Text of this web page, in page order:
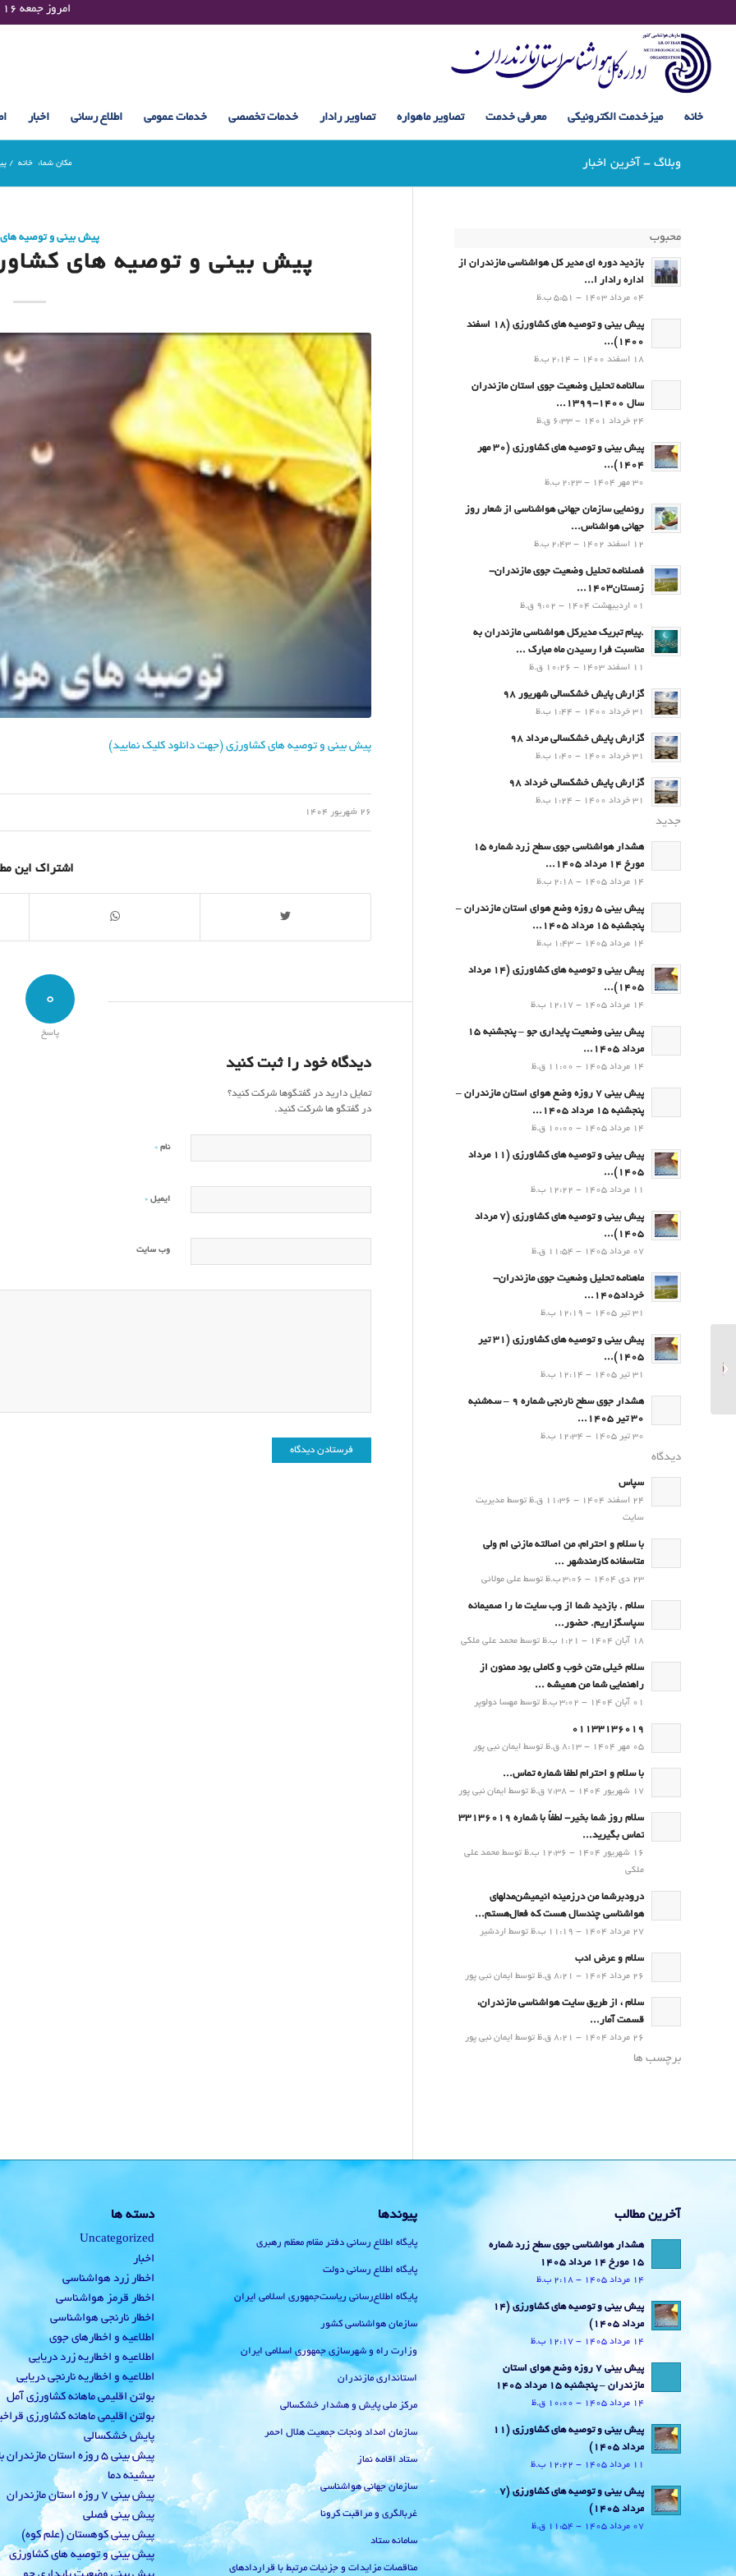
Friday 07 August 2026 , 06:31 UTC ¤¤¤¤ امروز جمعه ۱۶ مرداد ۱۴۰۵ساعت : ۰۶:۳۱
خانه میزخدمت الکترونیکی معرفی خدمت تصاویر ماهواره تصاویر رادار خدمات تخصصی خدمات عمومی اطلاع رسانی اخبار
وبلاگ - آخرین اخبار مکان شما: خانه /
پیش بینی و توصیه
پیش بینی و توصیه های کشاورزی (26
پیش بینی و توصیه های کشاورزی (جهت دانلود کلیک نمایید)
26 شهریور 1404
اشتراک این
0
پاسخ
دیدگاه خود را ثبت کنید
تمایل دارید در گفتگوها شرکت کنید؟
در گفتگو ها شرکت کنید.
نام *
ایمیل *
وب‌ سایت
محبوب
بازدید دوره ای مدیر کل هواشناسی مازندران از
اداره رادار ا...
04 مرداد 1403 - 5:51 ب.ظ
پیش بینی و توصیه های کشاورزی (18 اسفند
1400)...
18 اسفند 1400 - 2:14 ب.ظ
سالنامه تحلیل وضعیت جوی استان مازندران
سال 1400-1399...
24 خرداد 1401 - 6:33 ق.ظ
پیش بینی و توصیه های کشاورزی (30 مهر
۱۴۰۴)...
30 مهر 1404 - 2:23 ب.ظ
رونمایی سازمان جهانی هواشناسی از شعار روز
جهانی هواشناس...
12 اسفند 1402 - 2:43 ب.ظ
فصلنامه تحلیل وضعیت جوی مازندران-
زمستان۱۴۰۳...
01 اردیبهشت 1404 - 9:02 ق.ظ
.پيام تبريك مدیرکل هواشناسی مازندران به
مناسبت فرا رسيدن ماه مبارك ...
11 اسفند 1403 - 10:26 ق.ظ
گزارش پایش خشکسالی شهریور 98
31 خرداد 1400 - 1:44 ب.ظ
گزارش پایش خشکسالی مرداد 98
31 خرداد 1400 - 1:40 ب.ظ
گزارش پایش خشکسالی خرداد 98
31 خرداد 1400 - 1:24 ب.ظ
جدید
هشدار هواشناسی جوی سطح زرد شماره 15
مورخ 14 مرداد 1405...
14 مرداد 1405 - 2:18 ب.ظ
پیش بینی 5 روزه وضع هوای استان مازندران –
پنجشنبه 15 مرداد 1405...
14 مرداد 1405 - 1:43 ب.ظ
پیش بینی و توصیه های کشاورزی (14 مرداد
۱۴۰۵)...
14 مرداد 1405 - 12:17 ب.ظ
پیش بینی وضعیت پایداری جو – پنجشنبه 15
مرداد 1405...
14 مرداد 1405 - 11:00 ق.ظ
پیش بینی 7 روزه وضع هوای استان مازندران –
پنجشنبه 15 مرداد 1405...
14 مرداد 1405 - 10:00 ق.ظ
پیش بینی و توصیه های کشاورزی (11 مرداد
۱۴۰۵)...
11 مرداد 1405 - 12:22 ب.ظ
پیش بینی و توصیه های کشاورزی (7 مرداد
۱۴۰۵)...
07 مرداد 1405 - 11:54 ق.ظ
ماهنامه تحلیل وضعیت جوی مازندران-
خرداد1405...
31 تیر 1405 - 12:19 ب.ظ
پیش بینی و توصیه های کشاورزی (31 تیر
۱۴۰۵)...
31 تیر 1405 - 12:14 ب.ظ
هشدار جوی سطح نارنجی شماره 9 – سه‌شنبه
30 تیر 1405...
30 تیر 1405 - 12:34 ب.ظ
دیدگاه
سپاس
24 اسفند 1404 - 11:36 ق.ظ توسط مدیریت
سایت
با سلام و احترام، من اصالته مازنی ام ولی
متاسفانه کارمندشهر ...
23 دی 1404 - 3:06 ب.ظ توسط علی مولائی
سلام . بازدید شما از وب سایت ما را صمیمانه
سپاسگزاریم. حضور...
18 آبان 1404 - 1:21 ب.ظ توسط محمد علی ملکی
سلام خیلی متن خوب و کاملی بود ممنون از
راهنمایی شما من همیشه ...
01 آبان 1404 - 3:02 ب.ظ توسط مهسا دولوپر
01133136019
05 مهر 1404 - 8:13 ق.ظ توسط ایمان نبی پور
با سلام و احترام لطفا شماره تماس...
17 شهریور 1404 - 7:38 ق.ظ توسط ایمان نبی پور
سلام روز شما بخیر- لطفاً با شماره 33136019
تماس بگیرید...
16 شهریور 1404 - 12:36 ب.ظ توسط محمد علی
ملکی
درودبرشما من درزمینه انیمیشن‌مدلهای
هواشناسی چندسال هست که فعال‌هستم...
27 مرداد 1404 - 11:19 ب.ظ توسط اردشیر
سلام و عرض ادب
26 مرداد 1404 - 8:21 ق.ظ توسط ایمان نبی پور
سلام ، از طریق سایت هواشناسی مازندران،
قسمت آمار...
26 مرداد 1404 - 8:21 ق.ظ توسط ایمان نبی پور
برچسب ها
آخرین مطالب
هشدار هواشناسی جوی سطح زرد شماره
15 مورخ 14 مرداد 1405
14 مرداد 1405 - 2:18 ب.ظ
پیش بینی و توصیه های کشاورزی (14
مرداد ۱۴۰۵)
14 مرداد 1405 - 12:17 ب.ظ
پیش بینی 7 روزه وضع هوای استان
مازندران – پنجشنبه 15 مرداد 1405
14 مرداد 1405 - 10:00 ق.ظ
پیش بینی و توصیه های کشاورزی (11
مرداد ۱۴۰۵)
11 مرداد 1405 - 12:22 ب.ظ
پیش بینی و توصیه های کشاورزی (7
مرداد ۱۴۰۵)
07 مرداد 1405 - 11:54 ق.ظ
پیوندها
پایگاه اطلاع رسانی دفتر مقام معظم رهبری
پایگاه اطلاع رسانی دولت
پایگاه اطلاع‌رسانی ریاست‌جمهوری اسلامی ایران
سازمان هواشناسی کشور
وزارت راه و شهرسازی جمهوری اسلامی ایران
استانداری مازندران
مرکز ملی پایش و هشدار خشکسالی
سازمان امداد ونجات جمعیت هلال احمر
ستاد اقامه نماز
سازمان جهانی هواشناسی
غربالگری و مراقبت کرونا
سامانه ستاد
مناقصات مزایدات و جزئیات مرتبط با قراردادهای
دسته ها
Uncategorized
اخبار
اخطار زرد هواشناسی
اخطار قرمز هواشناسی
اخطار نارنجی هواشناسی
اطلاعیه و اخطارهای جوی
اطلاعیه و اخطاریه زرد دریایی
اطلاعیه و اخطاریه نارنجی دریایی
بولتن اقلیمی ماهانه کشاورزی آمل
بولتن اقلیمی ماهانه کشاورزی
پایش خشکسالی
پیش بینی 5 روزه استان
بیشینه دما
پیش بینی 7 روزه استان مازندران
پیش بینی فصلی
پیش بینی کوهستان (علم کوه)
پیش بینی و توصیه های کشاورزی
پیش بینی و توصیه های